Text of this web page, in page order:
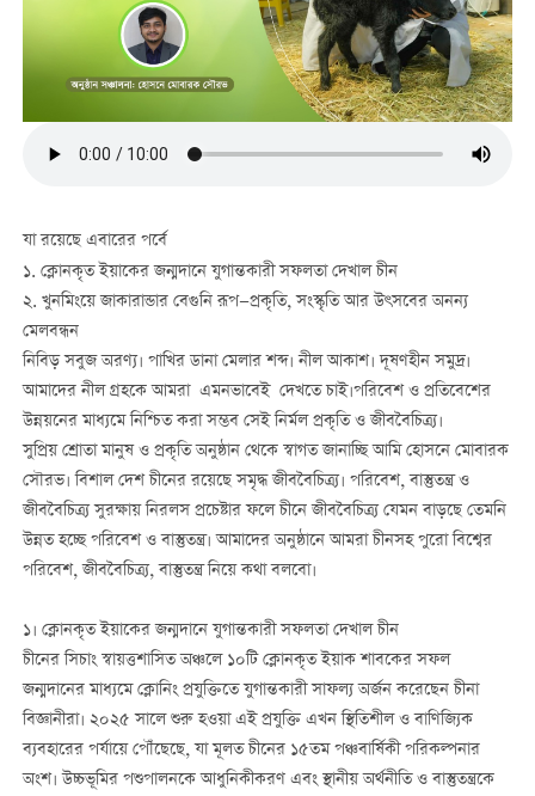
যা রয়েছে এবারের পর্বে
১. ক্লোনকৃত ইয়াকের জন্মদানে যুগান্তকারী সফলতা দেখাল চীন
২. খুনমিংয়ে জাকারান্ডার বেগুনি রূপ—প্রকৃতি, সংস্কৃতি আর উৎসবের অনন্য
মেলবন্ধন
নিবিড় সবুজ অরণ্য। পাখির ডানা মেলার শব্দ। নীল আকাশ। দূষণহীন সমুদ্র।
আমাদের নীল গ্রহকে আমরা এমনভাবেই দেখতে চাই।পরিবেশ ও প্রতিবেশের
উন্নয়নের মাধ্যমে নিশ্চিত করা সম্ভব সেই নির্মল প্রকৃতি ও জীববৈচিত্র্য।
সুপ্রিয় শ্রোতা মানুষ ও প্রকৃতি অনুষ্ঠান থেকে স্বাগত জানাচ্ছি আমি হোসনে মোবারক
সৌরভ। বিশাল দেশ চীনের রয়েছে সমৃদ্ধ জীববৈচিত্র্য। পরিবেশ, বাস্তুতন্ত্র ও
জীববৈচিত্র্য সুরক্ষায় নিরলস প্রচেষ্টার ফলে চীনে জীববৈচিত্র্য যেমন বাড়ছে তেমনি
উন্নত হচ্ছে পরিবেশ ও বাস্তুতন্ত্র। আমাদের অনুষ্ঠানে আমরা চীনসহ পুরো বিশ্বের
পরিবেশ, জীববৈচিত্র্য, বাস্তুতন্ত্র নিয়ে কথা বলবো।
১। ক্লোনকৃত ইয়াকের জন্মদানে যুগান্তকারী সফলতা দেখাল চীন
চীনের সিচাং স্বায়ত্তশাসিত অঞ্চলে ১০টি ক্লোনকৃত ইয়াক শাবকের সফল
জন্মদানের মাধ্যমে ক্লোনিং প্রযুক্তিতে যুগান্তকারী সাফল্য অর্জন করেছেন চীনা
বিজ্ঞানীরা। ২০২৫ সালে শুরু হওয়া এই প্রযুক্তি এখন স্থিতিশীল ও বাণিজ্যিক
ব্যবহারের পর্যায়ে পৌঁছেছে, যা মূলত চীনের ১৫তম পঞ্চবার্ষিকী পরিকল্পনার
অংশ। উচ্চভূমির পশুপালনকে আধুনিকীকরণ এবং স্থানীয় অর্থনীতি ও বাস্তুতন্ত্রকে